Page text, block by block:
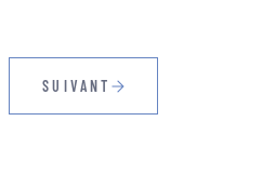
SUIVANT